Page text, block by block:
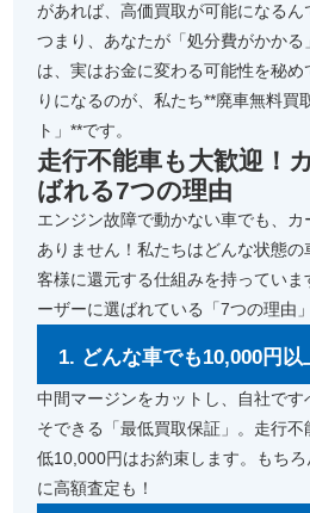
があれば、高価買取が可能になるん
つまり、あなたが「処分費がかか
は、実はお金に変わる可能性を秘
りになるのが、私たち**廃車無料買
ト」**です。
走行不能車も大歓迎！
ばれる7つの理由
エンジン故障で動かない車でも、
ありません！私たちはどんな状態
客様に還元する仕組みを持ってい
ーザーに選ばれている「7つの理由
1. どんな車でも10,000円以
中間マージンをカットし、自社です
そできる「最低買取保証」。走行
低10,000円はお約束します。もち
に高額査定も！